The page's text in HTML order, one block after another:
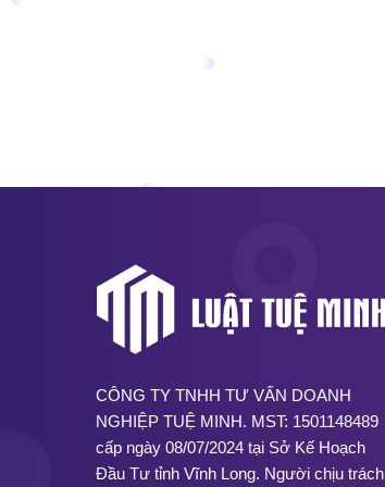
CÔNG TY TNHH TƯ VẤN DOANH
NGHIỆP TUỆ MINH. MST: 1501148489
cấp ngày 08/07/2024 tại Sở Kế Hoạch
Đầu Tư tỉnh Vĩnh Long. Người chịu trách